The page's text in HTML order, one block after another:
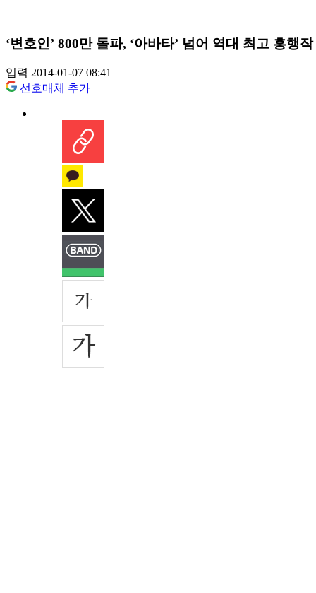
‘변호인’ 800만 돌파, ‘아바타’ 넘어 역대 최고 흥행
입력 2014-01-07 08:41
선호매체 추가